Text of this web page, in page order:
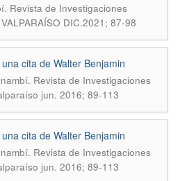
Revista de Investigaciones
DIC.2021; 87-98
cita de Walter Benjamin
Revista de Investigaciones
jun. 2016; 89-113
cita de Walter Benjamin
Revista de Investigaciones
jun. 2016; 89-113